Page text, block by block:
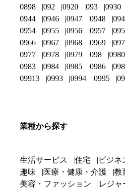
0898
092 0920 093 0930
0944
0946 0947 0948
0954
0955 0956 0957
0966
0967 0968 0969 097
0977
0978 0979 098 0980
0983
0984 0985 0986
09913
0993 0994 0995
業種から探す
生活サービス 住宅 ビジネ
趣味
医療・健康・介護
教
美容・ファッション
レジャ